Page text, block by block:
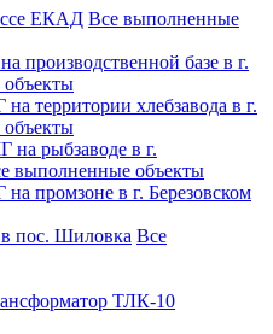
ЕКАД Все выполненные
базе в г.
территории хлебзавода в г.
рыбзаводе в г.
выполненные объекты
промзоне в г. Березовском
пос. Шиловка Все
ТЛК-10